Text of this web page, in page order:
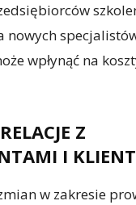
wpłynąć na
Z
I
w zakresie